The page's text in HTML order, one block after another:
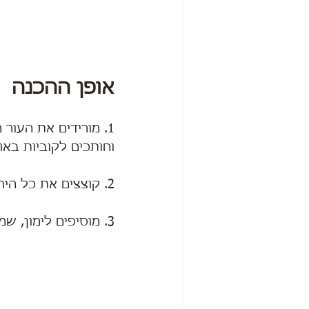
אופן ההכנה
1. מורידים את העור מהסלמון,
וחותכים לקוביות באורך
2. קוצצים את כל הירקות והירק מסביב.
3. מוסיפים לימון, שמן זית ומלח ומערבבים.